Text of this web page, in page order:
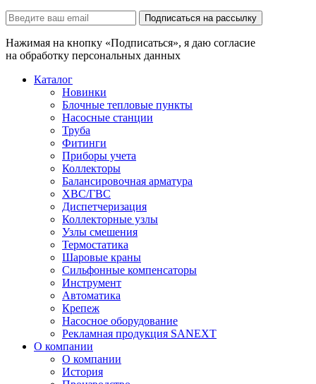
Подписаться на рассылку
Нажимая на кнопку «Подписаться», я даю согласие
на обработку персональных данных
Каталог
Новинки
Блочные тепловые пункты
Насосные станции
Труба
Фитинги
Приборы учета
Коллекторы
Балансировочная арматура
ХВС/ГВС
Диспетчеризация
Коллекторные узлы
Узлы смешения
Термостатика
Шаровые краны
Сильфонные компенсаторы
Инструмент
Автоматика
Крепеж
Насосное оборудование
Рекламная продукция SANEXT
О компании
О компании
История